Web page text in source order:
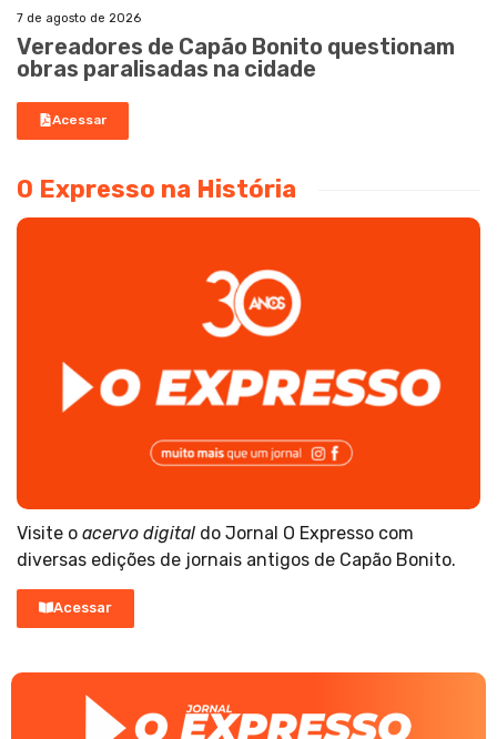
7 de agosto de 2026
Vereadores de Capão Bonito questionam
obras paralisadas na cidade
Acessar
O Expresso na História
Visite o acervo digital do Jornal O Expresso com
diversas edições de jornais antigos de Capão Bonito.
Acessar